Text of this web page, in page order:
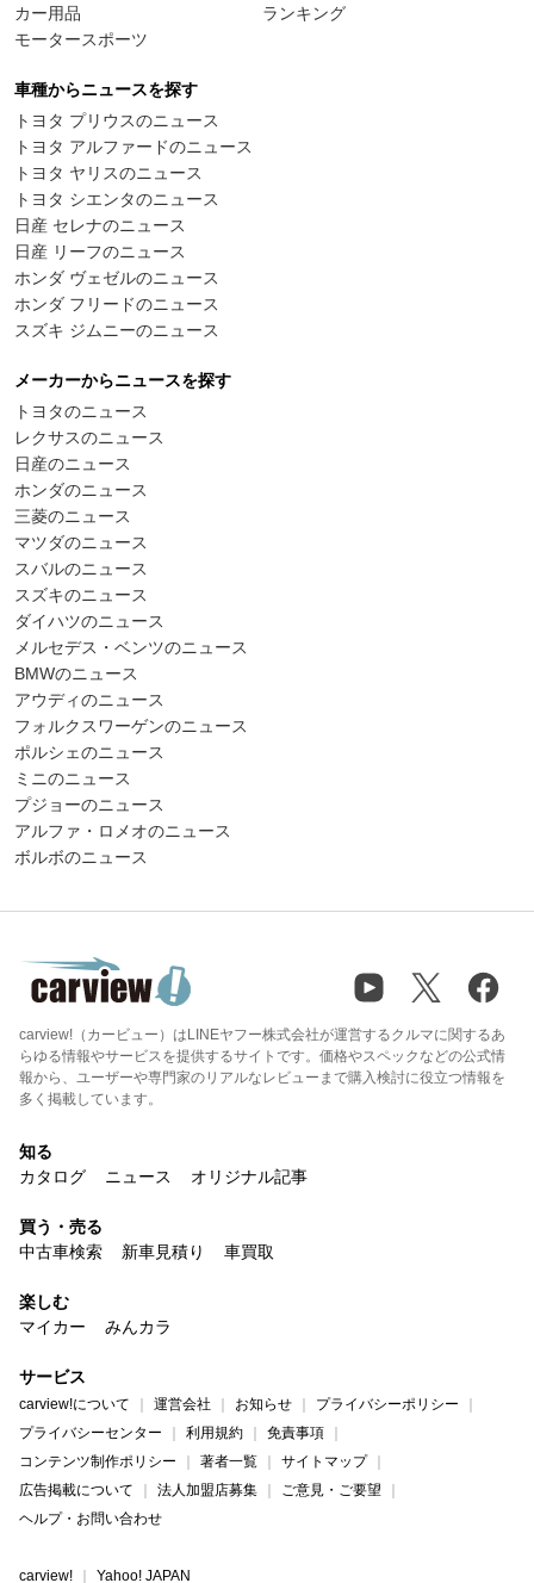
カー用品
モータースポーツ
ランキング
車種からニュースを探す
トヨタ プリウスのニュース
トヨタ アルファードのニュース
トヨタ ヤリスのニュース
トヨタ シエンタのニュース
日産 セレナのニュース
日産 リーフのニュース
ホンダ ヴェゼルのニュース
ホンダ フリードのニュース
スズキ ジムニーのニュース
メーカーからニュースを探す
トヨタのニュース
レクサスのニュース
日産のニュース
ホンダのニュース
三菱のニュース
マツダのニュース
スバルのニュース
スズキのニュース
ダイハツのニュース
メルセデス・ベンツのニュース
BMWのニュース
アウディのニュース
フォルクスワーゲンのニュース
ポルシェのニュース
ミニのニュース
プジョーのニュース
アルファ・ロメオのニュース
ボルボのニュース
carview!（カービュー）はLINEヤフー株式会社が運営するクルマに関するあ
らゆる情報やサービスを提供するサイトです。価格やスペックなどの公式情
報から、ユーザーや専門家のリアルなレビューまで購入検討に役立つ情報を
多く掲載しています。
知る
カタログ
ニュース オリジナル記事
買う・売る
中古車検索
新車見積り 車買取
楽しむ
マイカー
みんカラ
サービス
carview!について 運営会社 お知らせ
プライバシーポリシー
プライバシーセンター
利用規約
免責事項
コンテンツ制作ポリシー
著者一覧
サイトマップ
広告掲載について
法人加盟店募集
ご意見・ご要望
ヘルプ・お問い合わせ
carview! Yahoo! JAPAN